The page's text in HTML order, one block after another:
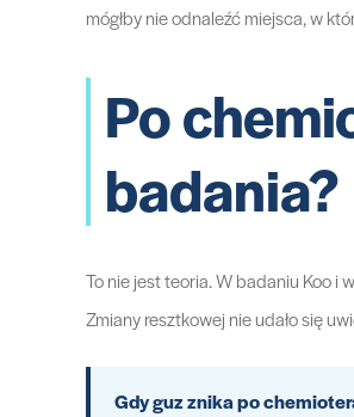
mógłby nie odnaleźć miejsca, w
Po
badania?
To nie jest teoria. W badaniu Koo i
Zmiany resztkowej nie udało się
Gdy guz znika po